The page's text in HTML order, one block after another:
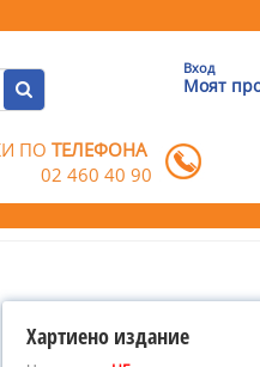
Вход
Моят
ПОТЕЛЕФОНА
02 460 40 90
Хартиено издание